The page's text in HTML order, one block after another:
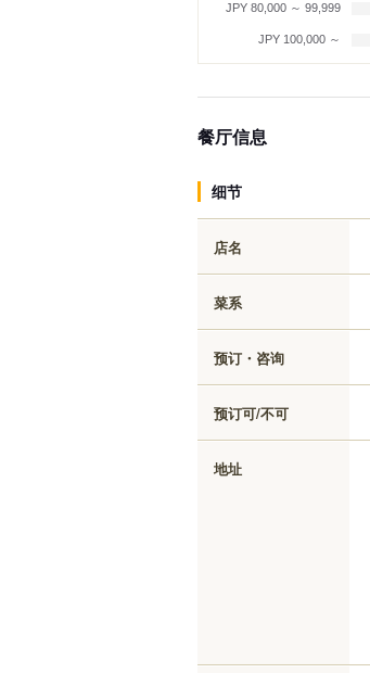
JPY 80,000 ～ 99,999
JPY 100,000 ～
餐厅信息
细节
店名
菜系
预订・咨询
预订可/不可
地址